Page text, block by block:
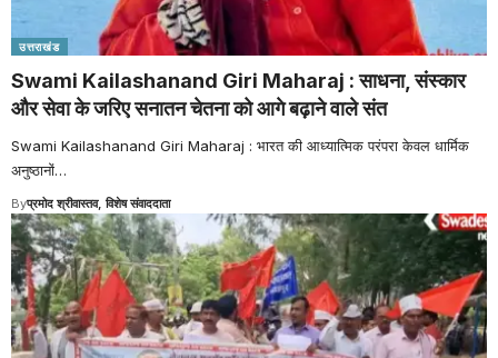
उत्तराखंड
Swami Kailashanand Giri Maharaj : साधना, संस्कार
और सेवा के जरिए सनातन चेतना को आगे बढ़ाने वाले संत
Swami Kailashanand Giri Maharaj : भारत की आध्यात्मिक परंपरा केवल धार्मिक
अनुष्ठानों…
Byप्रमोद श्रीवास्तव, विशेष संवाददाता